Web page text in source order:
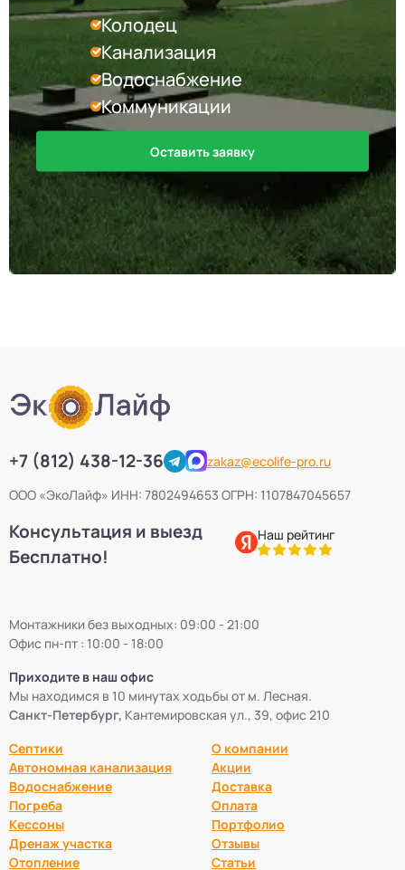
Колодец
Канализация
Водоснабжение
Коммуникации
Оставить заявку
+7 (812) 438-12-36
zakaz@ecolife-pro.ru
ООО «ЭкоЛайф» ИНН: 7802494653 ОГРН: 1107847045657
Консультация и выезд
Бесплатно!
Наш рейтинг
Монтажники без выходных: 09:00 - 21:00
Офис пн-пт : 10:00 - 18:00
Приходите в наш офис
Мы находимся в 10 минутах ходьбы от м. Лесная.
Санкт-Петербург, Кантемировская ул., 39, офис 210
Септики
Автономная канализация
Водоснабжение
Погреба
Кессоны
Дренаж участка
Отопление
О компании
Акции
Доставка
Оплата
Портфолио
Отзывы
Статьи